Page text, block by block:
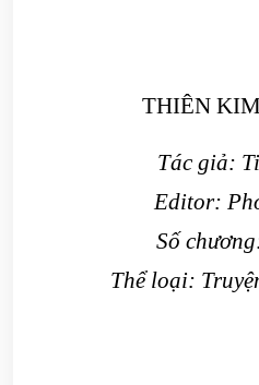
THIÊN
Tác giả:
Editor:
Số
Thể loại: